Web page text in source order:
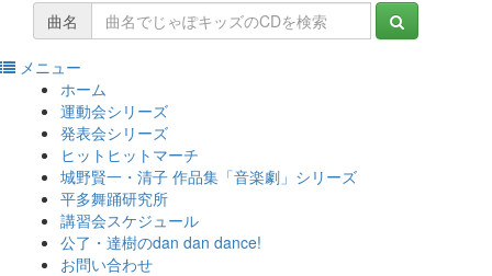
曲名
メニュー
ホーム
運動会シリーズ
発表会シリーズ
ヒットヒットマーチ
城野賢一・清子 作品集「音楽劇」シリーズ
平多舞踊研究所
講習会スケジュール
公了・達樹のdan dan dance!
お問い合わせ